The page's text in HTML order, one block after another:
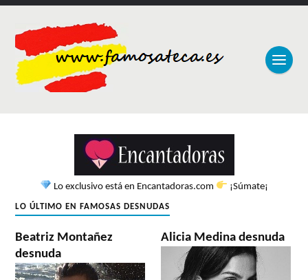
Lo exclusivo está en Encantadoras.com ¡Súmate¡
LO ÚLTIMO EN FAMOSAS DESNUDAS
Beatriz Montañez
desnuda
Alicia Medina desnuda